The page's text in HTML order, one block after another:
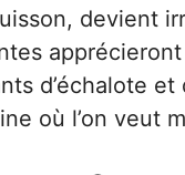
devient
d’échalote
où l’on veut